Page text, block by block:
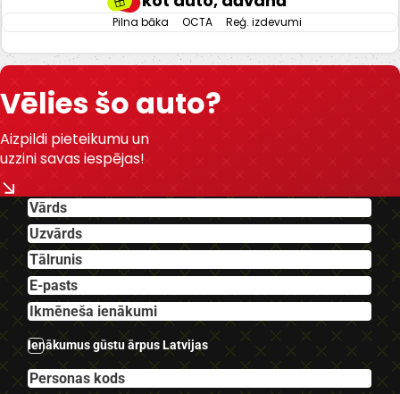
Reģ. izdevumi
OCTA
Pilna bāka
-Aizmugurējie parkingsensori.
-Gaisa kondicionieris.
-Klimata kontrole.
-Borta dators.
-Kruīza kontrole.
-Hands-free sistēma.
-Miglas lukturi.
-Vieglmetāla diski ar labām
riepām.
-Keyless go.
-Lukturu mazgātāji.
-Automātiskās tuvās gaismas.
-U.C. ekstras.
Vēlies šo auto?
Aizpildi pieteikumu un
uzzini savas iespējas!
Ienākumus gūstu ārpus Latvijas